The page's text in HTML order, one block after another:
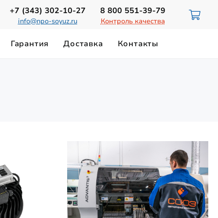
+7 (343) 302-10-27
info@npo-soyuz.ru
8 800 551-39-79
Контроль качества
Гарантия Доставка Контакты